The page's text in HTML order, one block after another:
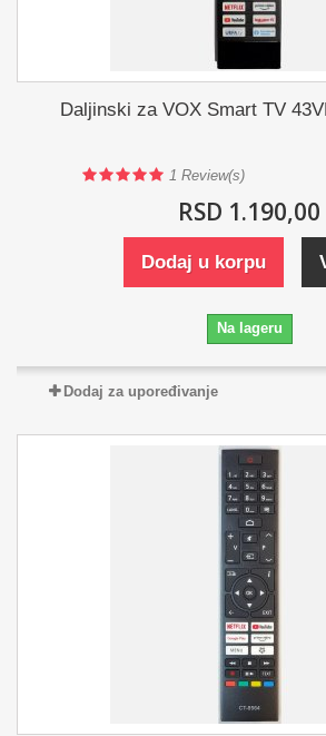
Daljinski za VOX Smart TV
1 Review(s)
RSD 1.190,00
Dodaj u korpu
Na lageru
Dodaj za upoređivanje